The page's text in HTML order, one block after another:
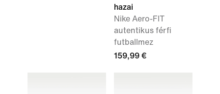
hazai
Nike Aero-FIT
autentikus férfi
futballmez
159,99 €